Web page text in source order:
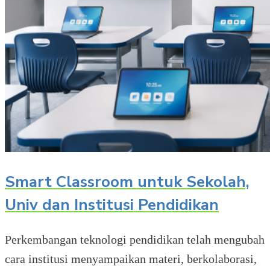
Smart Classroom untuk Sekolah,
Univ dan Institusi Pendidikan
Perkembangan teknologi pendidikan telah mengubah
cara institusi menyampaikan materi, berkolaborasi,